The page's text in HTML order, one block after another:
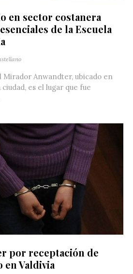
en sector costanera
de la Escuela
Mirador Anwandter, ubicado en
es el lugar que fue
por receptación de
Valdivia